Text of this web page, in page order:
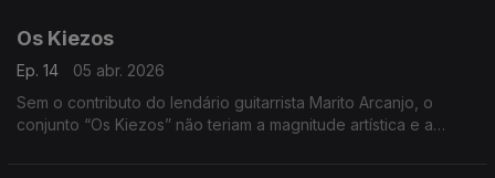
Os Kiezos
Ep. 14
05 abr. 2026
Sem o contributo do lendário guitarrista Marito Arcanjo, o
conjunto “Os Kiezos” não teriam a magnitude artística e a